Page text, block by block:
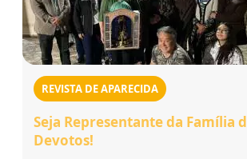
REVISTA DE APARECIDA
Seja Representante da Família
Devotos!